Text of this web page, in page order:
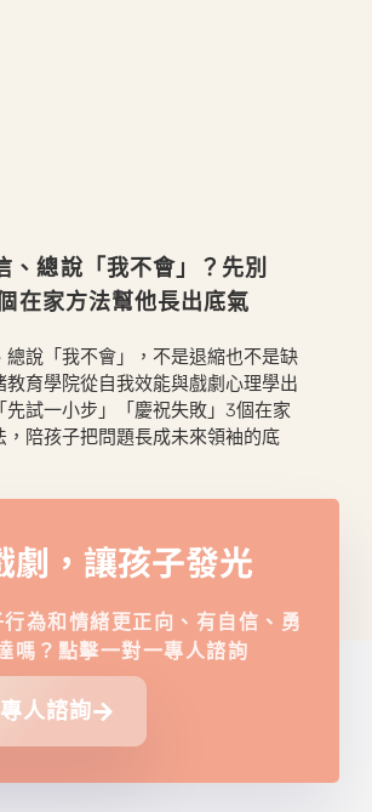
、總說「我不會」？先別
在家方法幫他長出底氣
總說「我不會」，不是退縮也不是缺
教育學院從自我效能與戲劇心理學出
先試一小步」「慶祝失敗」3個在家
，陪孩子把問題長成未來領袖的底
劇，讓孩子發光
為和情緒更正向、有自信、勇
嗎？點擊一對一專人諮詢
人諮詢